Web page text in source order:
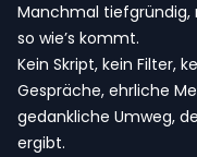
Manchmal tiefgründig,
so wie’s kommt.
Kein Skript, kein Filter,
Gespräche, ehrliche
gedankliche Umweg,
ergibt.